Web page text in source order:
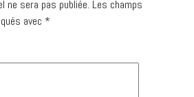
ne sera pas publiée. Les champs
avec *